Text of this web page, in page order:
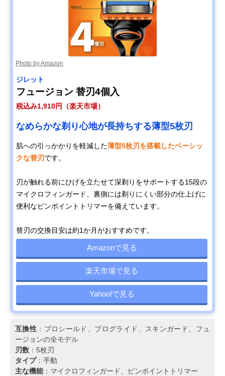
Photo by Amazon
ジレット
フュージョン 替刃4個入
税込み1,910円（楽天市場）
なめらかな剃り心地が長持ちする薄型5枚刃
肌への引っかかりを軽減した薄型5枚刃を搭載したベーシッ
クな替刃です。
刃が触れる前にひげを立たせて深剃りをサポートする15段の
マイクロフィンガード、裏側には剃りにくい部分の仕上げに
便利なピンポイントトリマーを備えています。
替刃の交換目安は約1か月がおすすめです。
Amazonで見る
楽天市場で見る
Yahoo!で見る
互換性 ：プロシールド、プログライド、スキンガード、フュ
ージョンの全モデル
刃数 ：5枚刃
タイプ：手動
主な機能：マイクロフィンガード、ピンポイントトリマー